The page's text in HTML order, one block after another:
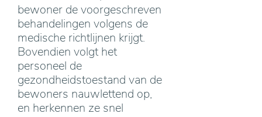
bewoner de voorgeschreven
behandelingen volgens de
medische richtlijnen krijgt.
Bovendien volgt het
personeel de
gezondheidstoestand van de
bewoners nauwlettend op,
en herkennen ze snel